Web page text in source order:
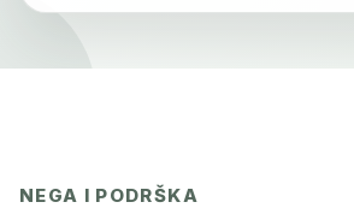
NEGA I PODRŠKA